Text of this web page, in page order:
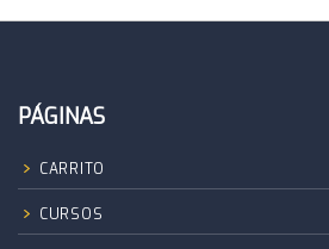
PÁGINAS
CARRITO
CURSOS